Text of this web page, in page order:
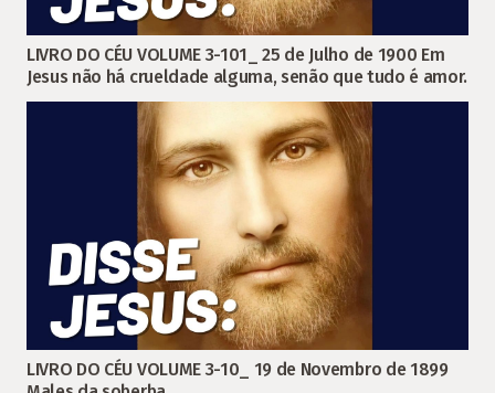
LIVRO DO CÉU VOLUME 3-101_ 25 de Julho de 1900 Em
Jesus não há crueldade alguma, senão que tudo é amor.
LIVRO DO CÉU VOLUME 3-10_ 19 de Novembro de 1899